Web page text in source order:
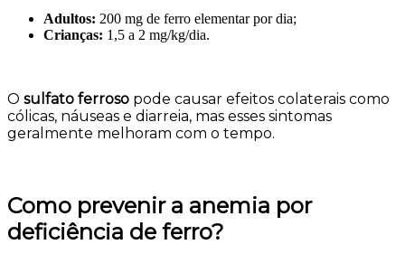
Adultos: 200 mg de ferro elementar por dia;
Crianças: 1,5 a 2 mg/kg/dia.
O sulfato ferroso pode causar efeitos colaterais como
cólicas, náuseas e diarreia, mas esses sintomas
geralmente melhoram com o tempo.
Como prevenir a anemia por
deficiência de ferro?